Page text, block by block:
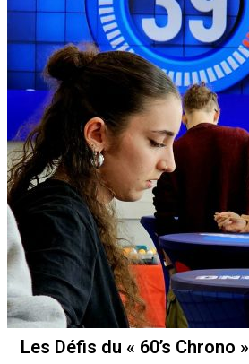
Les Défis du « 60’s Chrono »